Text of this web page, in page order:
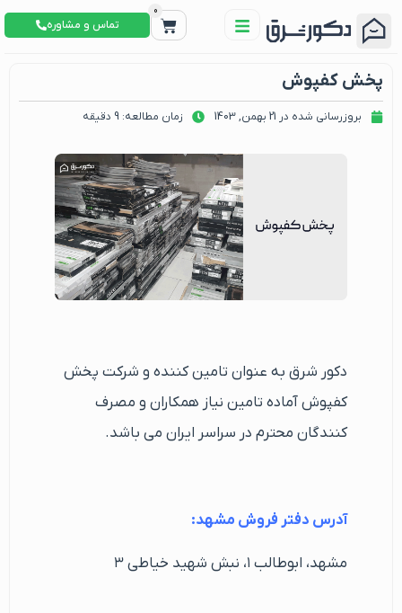
0
تماس و مشاوره
پخش کفپوش
بروزرسانی شده در 21 بهمن, 1403 زمان مطالعه: 9 دقیقه
دکور شرق به عنوان تامین کننده و شرکت پخش
کفپوش آماده تامین نیاز همکاران و مصرف
کنندگان محترم در سراسر ایران می باشد.
آدرس دفتر فروش مشهد:
مشهد، ابوطالب ۱، نبش شهید خیاطی ۳